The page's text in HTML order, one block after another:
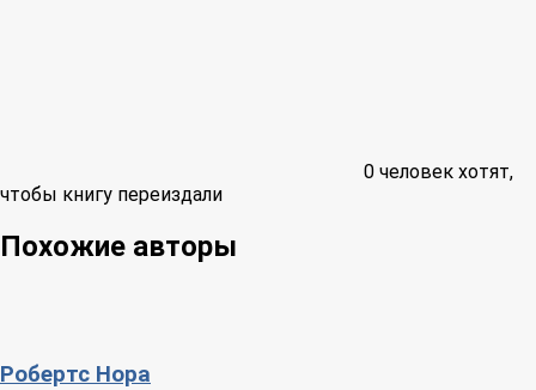
0 человек хотят,
чтобы книгу переиздали
Похожие авторы
Робертс Нора